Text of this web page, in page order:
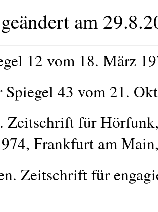
am
12 vom 18. März
43 vom 21.
Zeitschrift für
Frankfurt am
Zeitschrift für